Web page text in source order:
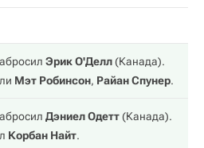
Эрик О'Делл(Канада).
Мэт Робинсон, Райан Спунер.
Дэниел Одетт(Канада).
Корбан Найт.